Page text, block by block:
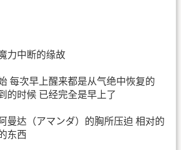
力中断的缘故
每次早上醒来都是从气绝中恢复的
的时候 已经完全是早上了
曼达（アマンダ）的胸所压迫 相对的
东西